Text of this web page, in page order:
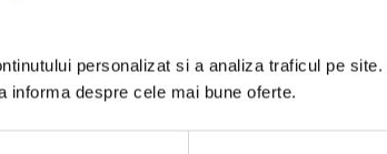
personalizat si a analiza traficul pe
informa despre cele mai bune oferte.
295/60R22,5